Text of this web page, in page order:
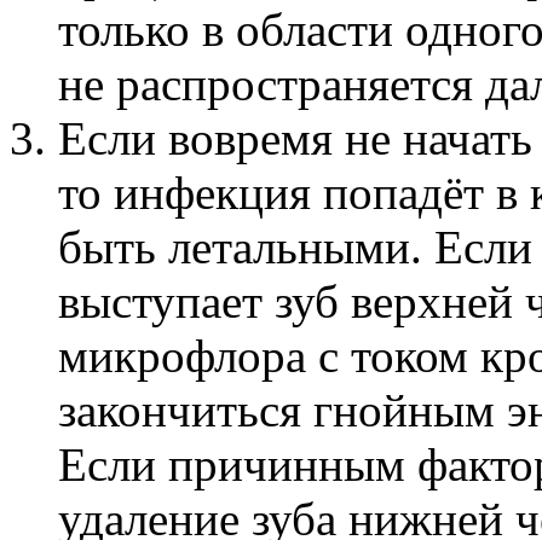
только в области
не распространяется
Если вовремя не
то инфекция попадёт в
быть летальными.
выступает зуб верхней
микрофлора с током
закончиться гнойным
Если причинным
удаление зуба нижней